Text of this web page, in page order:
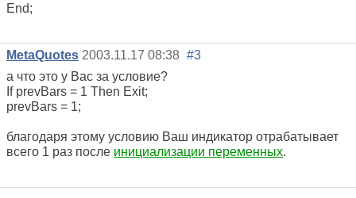
End;
MetaQuotes 2003.11.17 08:38 #3
а что это у Вас за условие?
If prevBars = 1 Then Exit;
prevBars = 1;
благодаря этому условию Ваш индикатор отрабатывает
всего 1 раз после инициализации переменных.